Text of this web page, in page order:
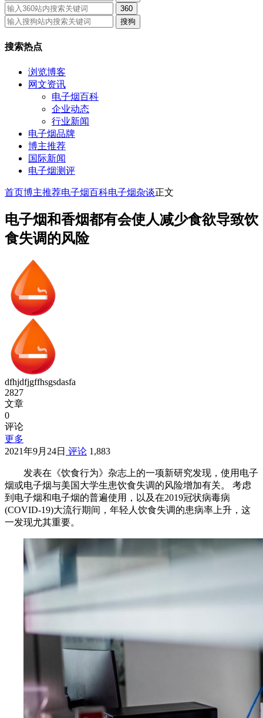
360
搜狗
搜索热点
浏览博客
网文资讯
电子烟百科
企业动态
行业新闻
电子烟品牌
博主推荐
国际新闻
电子烟测评
首页博主推荐电子烟百科电子烟杂谈正文
电子烟和香烟都有会使人减少食欲导致饮
食失调的风险
dfhjdfjgffhsgsdasfa
2827
文章
0
评论
更多
2021年9月24日 评论 1,883
发表在《饮食行为》杂志上的一项新研究发现，使用电子
烟或电子烟与美国大学生患饮食失调的风险增加有关。 考虑
到电子烟和电子烟的普遍使用，以及在2019冠状病毒病
(COVID-19)大流行期间，年轻人饮食失调的患病率上升，这
一发现尤其重要。